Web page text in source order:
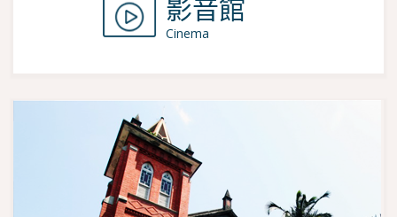
影音館
Cinema